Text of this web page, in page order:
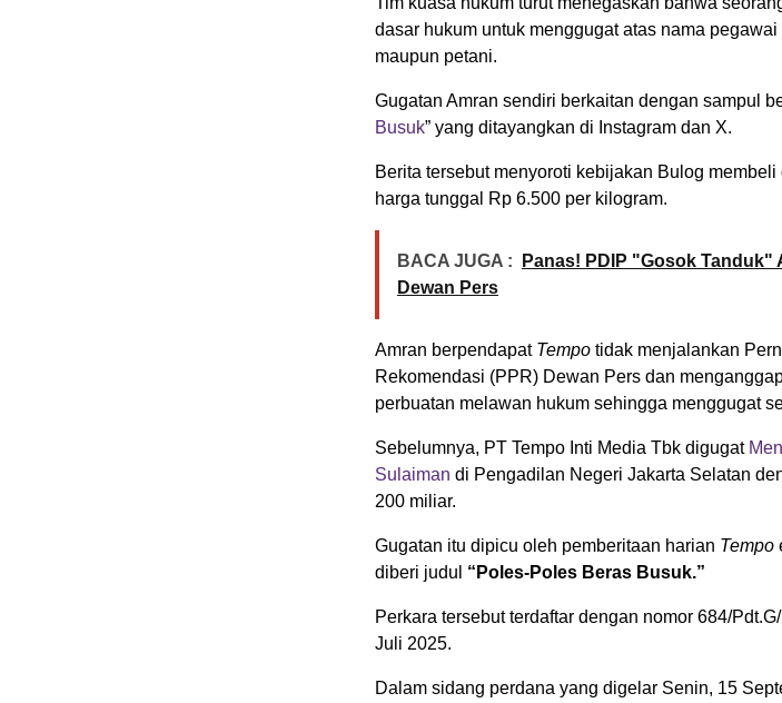
dasar hukum untuk menggugat atas nama
maupun petani.
Gugatan Amran sendiri berkaitan dengan sampul
Busuk” yang ditayangkan di Instagram dan X.
Berita tersebut menyoroti kebijakan Bulog
harga tunggal Rp 6.500 per kilogram.
BACA JUGA :
Panas! PDIP "Gosok Tanduk"
Dewan Pers
Amran berpendapat Tempo tidak menjalankan
Rekomendasi (PPR) Dewan Pers dan
perbuatan melawan hukum sehingga menggugat
Sebelumnya, PT Tempo Inti Media Tbk digugat
Sulaiman di Pengadilan Negeri Jakarta Selatan
200 miliar.
Gugatan itu dipicu oleh pemberitaan harian Tempo
diberi judul “Poles-Poles Beras Busuk.”
Perkara tersebut terdaftar dengan nomor 684/
Juli 2025.
Dalam sidang perdana yang digelar Senin, 15